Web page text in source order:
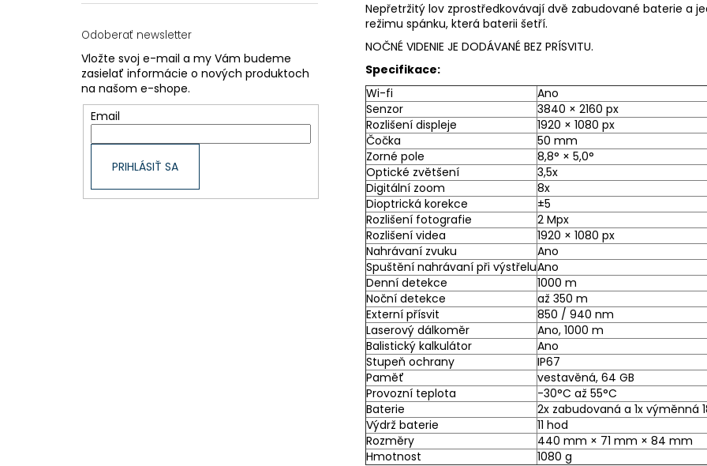
Odoberať newsletter
Vložte svoj e-mail a my Vám budeme
zasielať informácie o nových produktoch
na našom e-shope.
Email
PRIHLÁSIŤ SA
Nepřetržitý lov zprostředkovávají dvě zabudované baterie a
režimu spánku, která baterii šetří.
NOČNÉ VIDENIE JE DODÁVANÉ BEZ PRÍSVITU.
Specifikace:
Wi-fi
Ano
Senzor
3840 × 2160 px
Rozlišení displeje
1920 × 1080 px
Čočka
50 mm
Zorné pole
8,8° × 5,0°
Optické zvětšení
3,5x
Digitální zoom
8x
Dioptrická korekce
±5
Rozlišení fotografie
2 Mpx
Rozlišení videa
1920 × 1080 px
Nahrávaní zvuku
Ano
Spuštění nahrávaní při výstřeluAno
Denní detekce
1000 m
Noční detekce
až 350 m
Externí přísvit
850 / 940 nm
Laserový dálkoměr
Ano, 1000 m
Balistický kalkulátor
Ano
Stupeň ochrany
IP67
Paměť
vestavěná, 64 GB
Provozní teplota
-30°C až 55°C
Baterie
2x zabudovaná a 1x výměnná
Výdrž baterie
11 hod
Rozměry
440 mm × 71 mm × 84 mm
Hmotnost
1080 g